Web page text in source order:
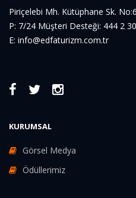
Piriçelebi Mh. Kütüphane Sk.
P: 7/24 Müşteri Desteği: 444 2
E: info@edfaturizm.com.tr
KURUMSAL
Görsel Medya
Ödüllerimiz